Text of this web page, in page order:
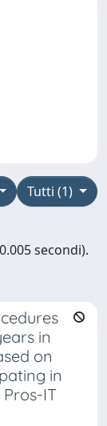
Tutti (1)
secondi).
in
on
in
IT